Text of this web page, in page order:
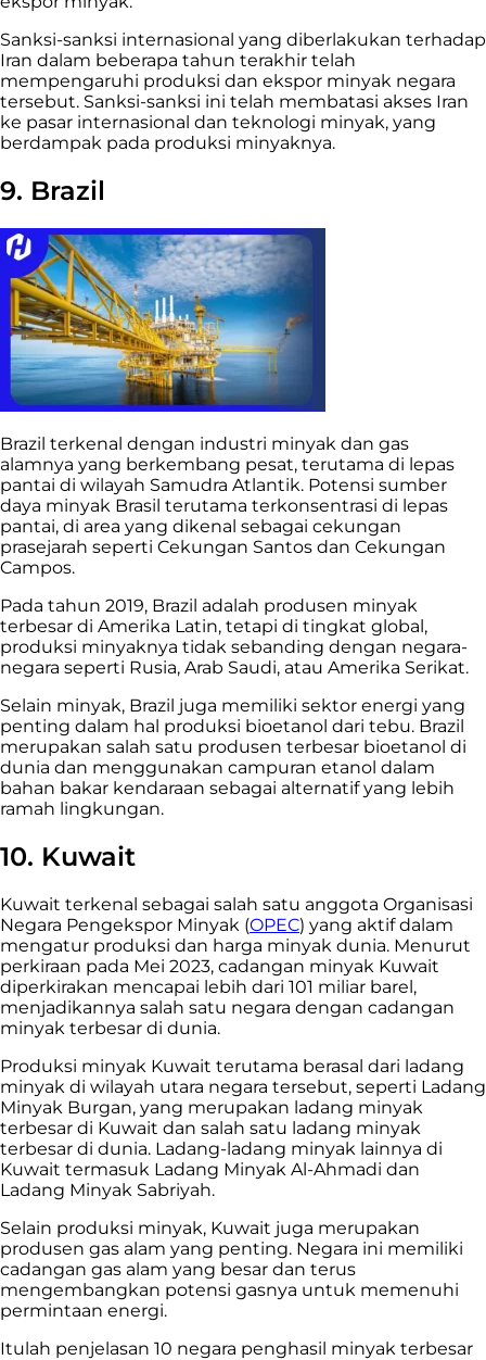
Sanksi-sanksi internasional yang diberlakukan terhadap
Iran dalam beberapa tahun terakhir telah
mempengaruhi produksi dan ekspor minyak negara
tersebut. Sanksi-sanksi ini telah membatasi akses Iran
ke pasar internasional dan teknologi minyak, yang
berdampak pada produksi minyaknya.
9. Brazil
Brazil terkenal dengan industri minyak dan gas
alamnya yang berkembang pesat, terutama di lepas
pantai di wilayah Samudra Atlantik. Potensi sumber
daya minyak Brasil terutama terkonsentrasi di lepas
pantai, di area yang dikenal sebagai cekungan
prasejarah seperti Cekungan Santos dan Cekungan
Campos.
Pada tahun 2019, Brazil adalah produsen minyak
terbesar di Amerika Latin, tetapi di tingkat global,
produksi minyaknya tidak sebanding dengan negara-
negara seperti Rusia, Arab Saudi, atau Amerika Serikat.
Selain minyak, Brazil juga memiliki sektor energi yang
penting dalam hal produksi bioetanol dari tebu. Brazil
merupakan salah satu produsen terbesar bioetanol di
dunia dan menggunakan campuran etanol dalam
bahan bakar kendaraan sebagai alternatif yang lebih
ramah lingkungan.
10. Kuwait
Kuwait terkenal sebagai salah satu anggota Organisasi
Negara Pengekspor Minyak (OPEC) yang aktif dalam
mengatur produksi dan harga minyak dunia. Menurut
perkiraan pada Mei 2023, cadangan minyak Kuwait
diperkirakan mencapai lebih dari 101 miliar barel,
menjadikannya salah satu negara dengan cadangan
minyak terbesar di dunia.
Produksi minyak Kuwait terutama berasal dari ladang
minyak di wilayah utara negara tersebut, seperti Ladang
Minyak Burgan, yang merupakan ladang minyak
terbesar di Kuwait dan salah satu ladang minyak
terbesar di dunia. Ladang-ladang minyak lainnya di
Kuwait termasuk Ladang Minyak Al-Ahmadi dan
Ladang Minyak Sabriyah.
Selain produksi minyak, Kuwait juga merupakan
produsen gas alam yang penting. Negara ini memiliki
cadangan gas alam yang besar dan terus
mengembangkan potensi gasnya untuk memenuhi
permintaan energi.
Itulah penjelasan 10 negara penghasil minyak terbesar